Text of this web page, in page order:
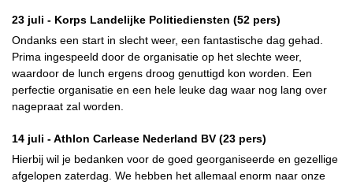
23 juli - Korps Landelijke Politiediensten (52 pers)
Ondanks een start in slecht weer, een fantastische dag gehad.
Prima ingespeeld door de organisatie op het slechte weer,
waardoor de lunch ergens droog genuttigd kon worden. Een
perfectie organisatie en een hele leuke dag waar nog lang over
nagepraat zal worden.
14 juli -Athlon Carlease Nederland BV (23 pers)
Hierbij wil je bedanken voor de goed georganiseerde en gezellige
afgelopen zaterdag. We hebben het allemaal enorm naar onze